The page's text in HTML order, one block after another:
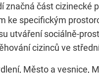
značná část cizinecké
ke specifickým
utváření sociálně-
cizinců ve
Město a vesnice,